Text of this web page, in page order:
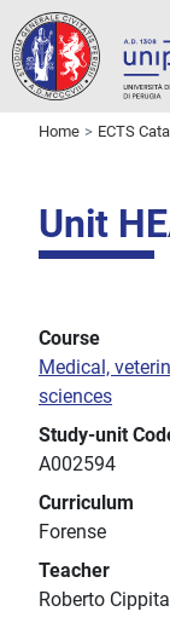
Home ECTS
Unit
Course
Medical,
sciences
Study-unit
A002594
Curriculum
Forense
Teacher
Roberto